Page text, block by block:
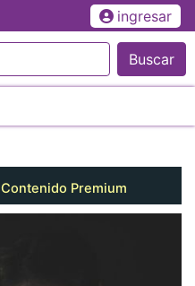
ingresar
Buscar
Contenido Premium